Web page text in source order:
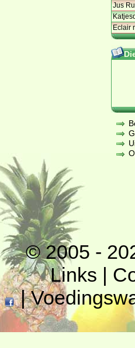
Jus
Eclair
© 2005 -
Links |
|